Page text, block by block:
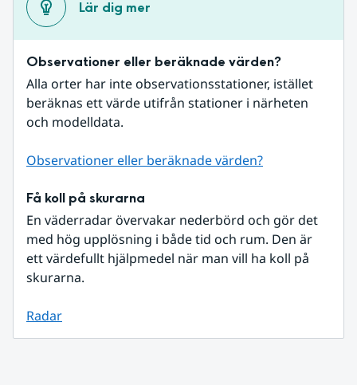
Lär dig mer
Observationer eller beräknade värden?
Alla orter har inte observationsstationer, istället
beräknas ett värde utifrån stationer i närheten
och modelldata.
Observationer eller beräknade värden?
Få koll på skurarna
En väderradar övervakar nederbörd och gör det
med hög upplösning i både tid och rum. Den är
ett värdefullt hjälpmedel när man vill ha koll på
skurarna.
Radar